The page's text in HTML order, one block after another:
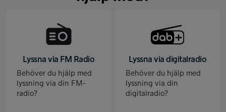
Lyssna via FM Radio
Behöver du hjälp med
lyssning via din FM-
radio?
Lyssna via digitalradio
Behöver du hjälp med
lyssning via din
digitalradio?